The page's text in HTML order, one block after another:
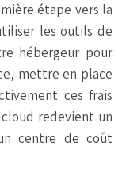
étape vers la
les outils de
hébergeur pour
mettre en place
ces frais
cloud redevient un
centre de coût